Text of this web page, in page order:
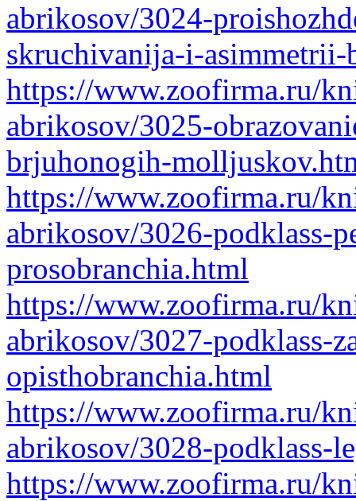
abrikosov/3024-
skruchivanija-i-
https://www.zoofirma.ru/
abrikosov/3025-
brjuhonogih-
https://www.zoofirma.ru/
abrikosov/3026-podklass-
prosobranchia.html
https://www.zoofirma.ru/
abrikosov/3027-podklass-
opisthobranchia.html
https://www.zoofirma.ru/
abrikosov/3028-podklass-
https://www.zoofirma.ru/